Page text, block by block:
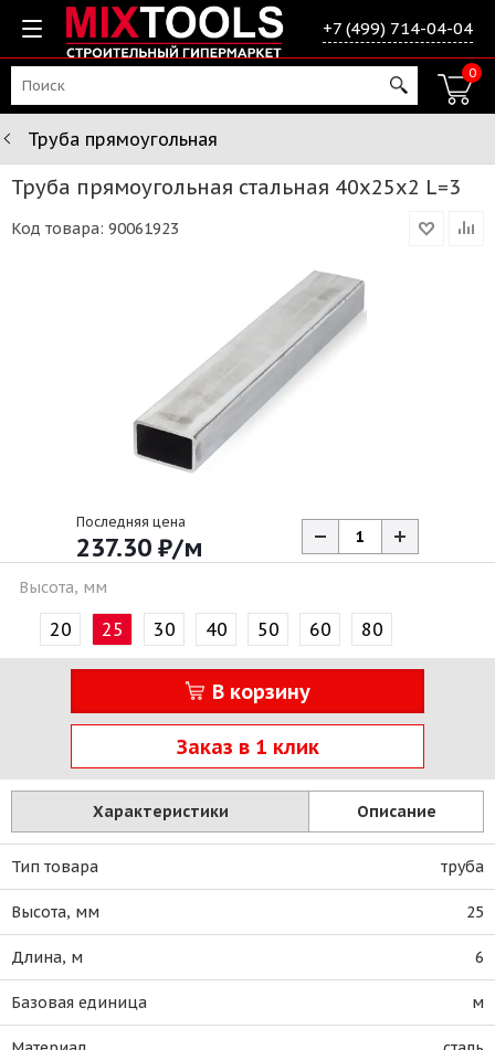
+7 (499) 714-04-04
0
Труба прямоугольная
Труба прямоугольная стальная 40х25х2 L=3
Код товара: 90061923
Последняя цена
237.30 ₽/м
Высота, мм
20 25 30 40 50 60 80
В корзину
Заказ в 1 клик
Характеристики Описание
Тип товара труба
Высота, мм 25
Длина, м 6
Базовая единица м